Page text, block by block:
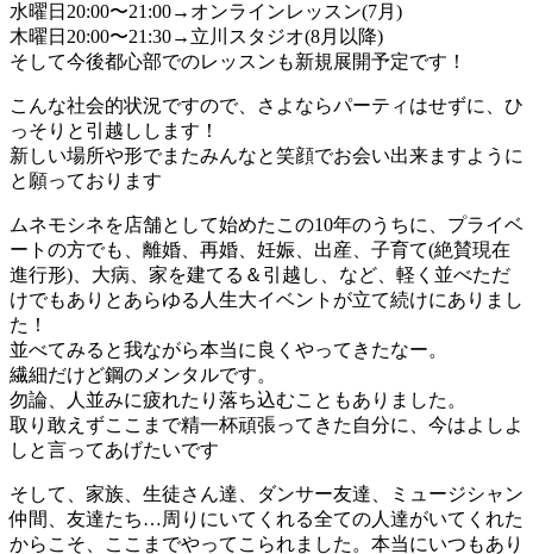
水曜日20:00〜21:00→オンラインレッスン(7月)
木曜日20:00〜21:30→立川スタジオ(8月以降)
そして今後都心部でのレッスンも新規展開予定です！
こんな社会的状況ですので、さよならパーティはせずに、ひ
っそりと引越しします！
新しい場所や形でまたみんなと笑顔でお会い出来ますように
と願っております
ムネモシネを店舗として始めたこの10年のうちに、プライベ
ートの方でも、離婚、再婚、妊娠、出産、子育て(絶賛現在
進行形)、大病、家を建てる＆引越し、など、軽く並べただ
けでもありとあらゆる人生大イベントが立て続けにありまし
た！
並べてみると我ながら本当に良くやってきたなー。
繊細だけど鋼のメンタルです。
勿論、人並みに疲れたり落ち込むこともありました。
取り敢えずここまで精一杯頑張ってきた自分に、今はよしよ
しと言ってあげたいです
そして、家族、生徒さん達、ダンサー友達、ミュージシャン
仲間、友達たち…周りにいてくれる全ての人達がいてくれた
からこそ、ここまでやってこられました。本当にいつもあり